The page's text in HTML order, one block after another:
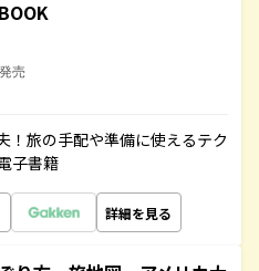
売
！旅の手配や準備に使えるテク
子書籍
詳細を見る